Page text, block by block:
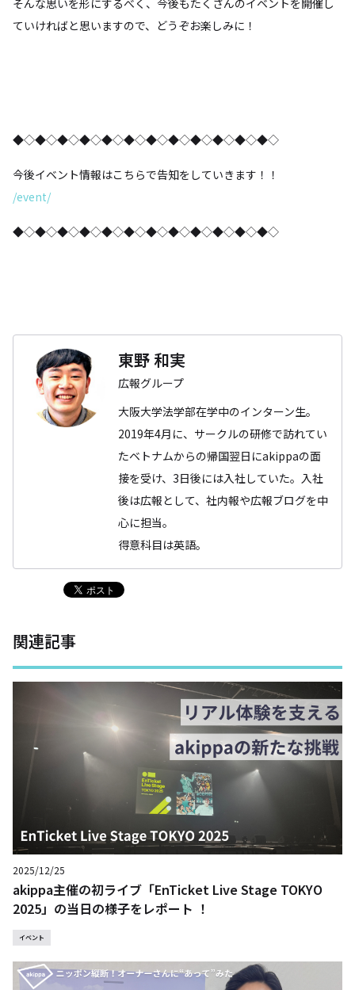
そんな思いを形にするべく、今後もたくさんのイベントを開催し
ていければと思いますので、どうぞお楽しみに！
◆◇◆◇◆◇◆◇◆◇◆◇◆◇◆◇◆◇◆◇◆◇◆◇
今後イベント情報はこちらで告知をしていきます！！
/event/
◆◇◆◇◆◇◆◇◆◇◆◇◆◇◆◇◆◇◆◇◆◇◆◇
東野 和実
広報グループ
大阪大学法学部在学中のインターン生。
2019年4月に、サークルの研修で訪れてい
たベトナムからの帰国翌日にakippaの面
接を受け、3日後には入社していた。入社
後は広報として、社内報や広報ブログを中
心に担当。
得意科目は英語。
関連記事
2025/12/25
akippa主催の初ライブ「EnTicket Live Stage TOKYO
2025」の当日の様子をレポート ！
イベント